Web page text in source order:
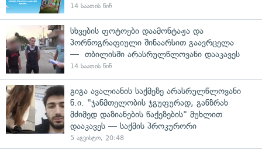
14 საათის წინ
სხვების ფოტოები დაამონტაჟა და
პორნოგრაფიული შინაარსით გაავრცელა
— თბილისში არასრულწლოვანი დააკავეს
14 საათის წინ
გიგა ავალიანის საქმეზე არასრულწლოვანი
ნ.ი. "ჯანმთელობის ჯგუფურად, განზრახ
მძიმედ დაზიანების წაქეზების" მუხლით
დააკავეს — საქმის პროკურორი
5 აგვისტო, 20:48